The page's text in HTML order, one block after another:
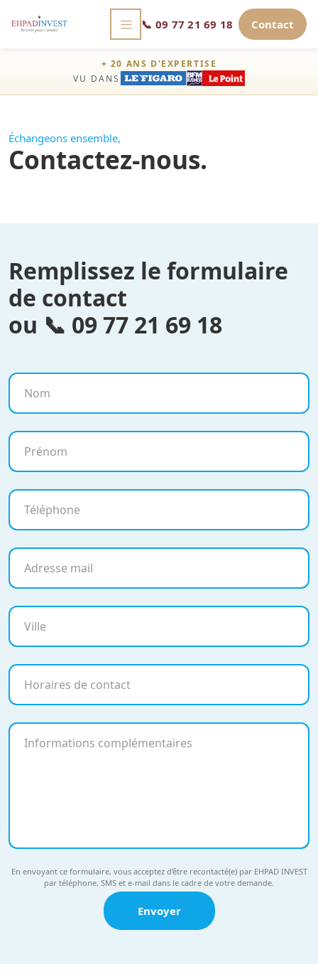
📞 09 77 21 69 18 Contact
+ 20 ANS D'EXPERTISE
VU DANS
Échangeons ensemble,
Contactez-nous.
Remplissez le formulaire
de contact
ou 📞 09 77 21 69 18
En envoyant ce formulaire, vous acceptez d’être recontacté(e) par EHPAD INVEST
par téléphone, SMS et e-mail dans le cadre de votre demande.
Envoyer